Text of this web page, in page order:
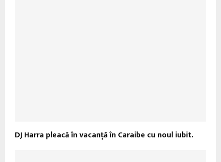
DJ Harra pleacă în vacanţă în Caraibe cu noul iubit.